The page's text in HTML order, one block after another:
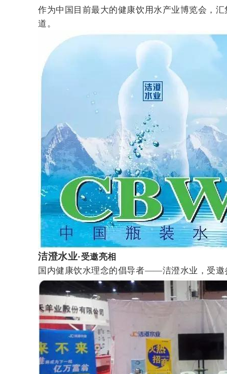
作为中国目前最大的健康饮用水产业博览会，汇
道。
洁澄水业·受邀亮相
国内健康饮水理念的倡导者——洁澄水业，受邀